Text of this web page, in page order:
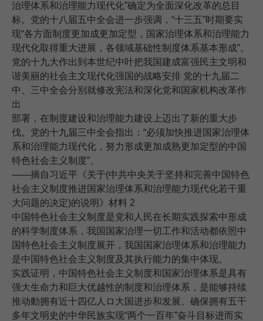
治理体系和治理能力现代化”确定为全面深化改革的总目
标。党的十八届五中全会进一步强调，“十三五”时期要实
现“各方面制度更加成更加定型，国家治理体系和治理能力
现代化取得重大进展，各领域基础性制度体系基本形成”。
党的十九大作出到本世纪中叶把我国建成富强民主文明和
谐美丽的社会主文现代化强国的战略安排 党的十九届二
中、三中全会分别就修改宪法和深化党和国家机构改革作
出
部署，在制度建设和治理能力建设上迈出了新的重大步
伐。党的十九届三中全会指出：“必须加快推进国家治理体
系和治理能力现代化，努力形成更加成熟更加定型的中国
特色社会主义制度”。
——摘自习近平《关于(中共中央关于坚持和完善中国特色
社会主义制度推进国家治理体系和治理能力现代化若干重
大问题的决定)的说明》材料 2
中国特色社会主义制度是党和人民在长期实践探索中形成
的科学制度体系，我国国家治理一切工作和活动都依照中
国特色社会主义制度展开，我国国家治理体系和治理能力
是中国特色社会主义制度及其执行能力的集中体现。
实践证明，中国特色社会主义制度和国家治理体系是具有
强大生命力和巨大优越性的制度和治理体系，是能够持续
推动動拥有近十四亿人ロ大国进步和发展、确保拥有五干
多年文明史的中华民族实现“两个一百年”奋斗目标进而实